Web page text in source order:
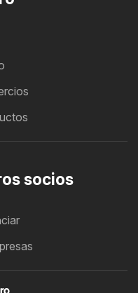
socios